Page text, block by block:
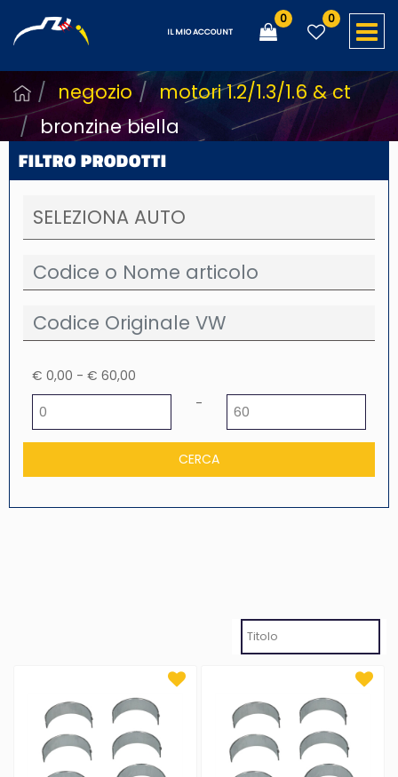
IL MIO ACCOUNT
0 0
negozio
motori 1.2/1.3/1.6 & ct
bronzine biella
FILTRO PRODOTTI
€ 0,00 - € 60,00
-